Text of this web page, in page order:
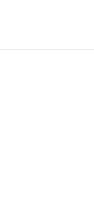
นอน, ตู้นิรภัยในห้องพัก, โ